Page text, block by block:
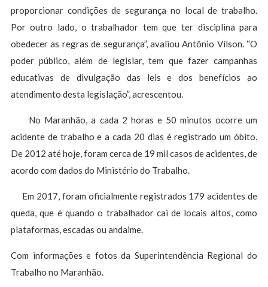
proporcionar condições de segurança no local de trabalho.
Por outro lado, o trabalhador tem que ter disciplina para
obedecer as regras de segurança”, avaliou Antônio Vilson. “O
poder público, além de legislar, tem que fazer campanhas
educativas de divulgação das leis e dos benefícios ao
atendimento desta legislação”, acrescentou.
No Maranhão, a cada 2 horas e 50 minutos ocorre um
acidente de trabalho e a cada 20 dias é registrado um óbito.
De 2012 até hoje, foram cerca de 19 mil casos de acidentes, de
acordo com dados do Ministério do Trabalho.
Em 2017, foram oficialmente registrados 179 acidentes de
queda, que é quando o trabalhador cai de locais altos, como
plataformas, escadas ou andaime.
Com informações e fotos da Superintendência Regional do
Trabalho no Maranhão.